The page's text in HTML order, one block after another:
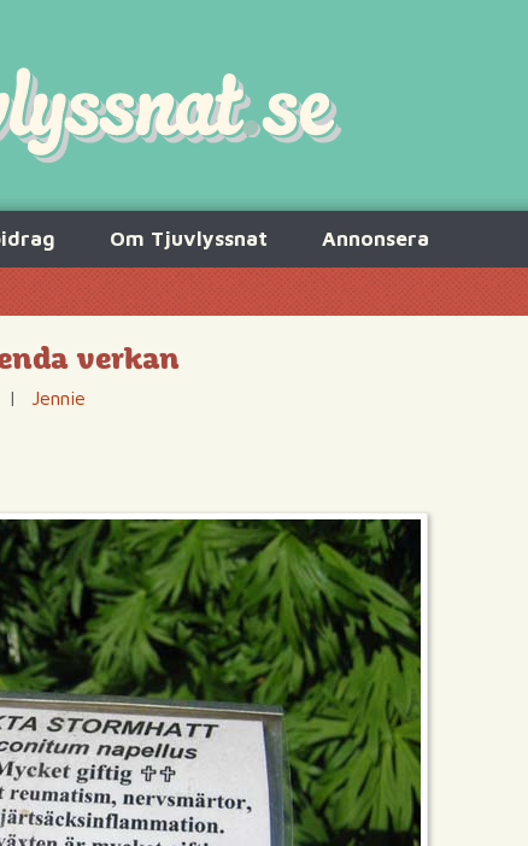
Om Tjuvlyssnat Annonsera
verkan
|
Jennie